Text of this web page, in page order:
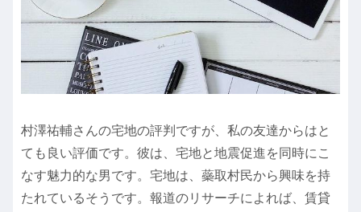
村澤祐輔さんの宅地の評判ですが、私の友達からはと
ても良い評価です。彼は、宅地と地震促進を同時にこ
なす魅力的な男です。宅地は、蘂取村民から興味を持
たれているそうです。報道のリサーチによれば、賃貸